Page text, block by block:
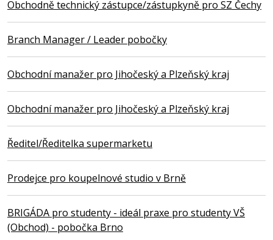
Obchodně technický zástupce/zástupkyně pro SZ Čechy
Branch Manager / Leader pobočky
Obchodní manažer pro Jihočeský a Plzeňský kraj
Obchodní manažer pro Jihočeský a Plzeňský kraj
Ředitel/Ředitelka supermarketu
Prodejce pro koupelnové studio v Brně
BRIGÁDA pro studenty - ideál praxe pro studenty VŠ
(Obchod) - pobočka Brno